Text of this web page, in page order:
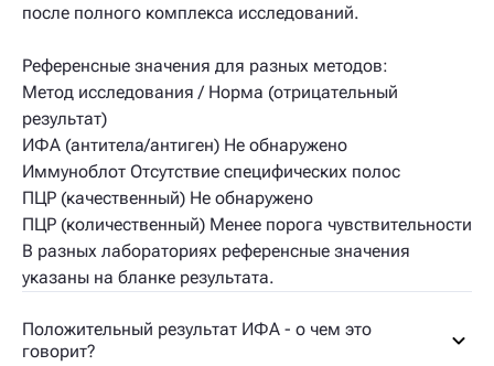
после полного комплекса исследований.
Референсные значения для разных методов:
Метод исследования / Норма (отрицательный
результат)
ИФА (антитела/антиген) Не обнаружено
Иммуноблот Отсутствие специфических полос
ПЦР (качественный) Не обнаружено
ПЦР (количественный) Менее порога чувствительности
В разных лабораториях референсные значения
указаны на бланке результата.
Положительный результат ИФА - о чем это
говорит?